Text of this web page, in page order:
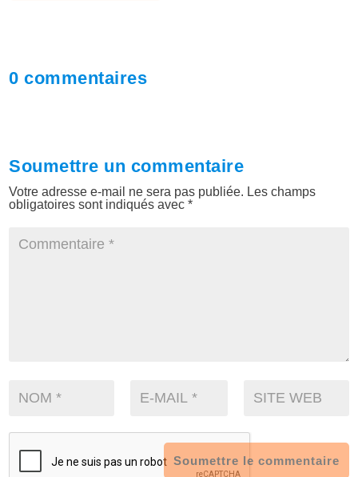
0 commentaires
Soumettre un commentaire
Votre adresse e-mail ne sera pas publiée. Les champs
obligatoires sont indiqués avec*
Soumettre le commentaire